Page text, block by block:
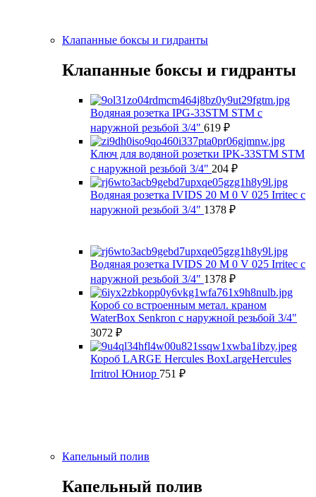
Клапанные боксы и гидранты
Клапанные боксы и гидранты
Водяная розетка IPG-33STM STM с
наружной резьбой 3/4" 619 ₽
Ключ для водяной розетки IPK-33STM STM
с наружной резьбой 3/4" 204 ₽
Водяная розетка IVIDS 20 M 0 V 025 Irritec с
наружной резьбой 3/4" 1378 ₽
Водяная розетка IVIDS 20 M 0 V 025 Irritec с
наружной резьбой 3/4" 1378 ₽
Короб со встроенным метал. краном
WaterBox Senkron с наружной резьбой 3/4"
3072 ₽
Короб LARGE Hercules BoxLargeHercules
Irritrol Юниор 751 ₽
Капельный полив
Капельный полив